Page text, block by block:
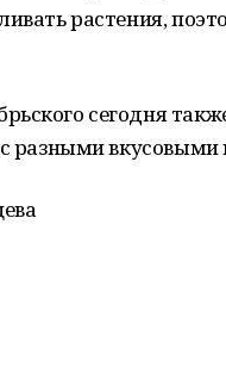
растения,
сегодня
разными вкусовыми